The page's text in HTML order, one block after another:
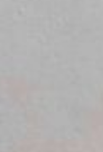
genom att
maritima
than-
Göteborg.
Greencarrier
denna
sjötransporter.
på varje